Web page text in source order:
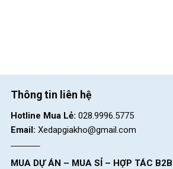
Thông tin liên hệ
Hotline Mua Lẻ: 028.9996.5775
Email: Xedapgiakho@gmail.com
MUA DỰ ÁN – MUA SỈ – HỢP TÁC B2B